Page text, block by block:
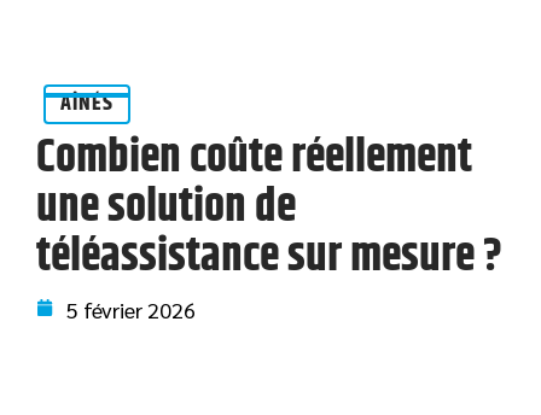
AÎNÉS
Combien coûte réellement
une solution de
téléassistance sur mesure ?
5 février 2026